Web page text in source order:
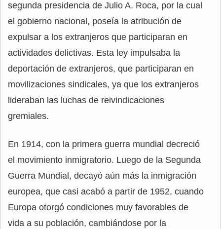
segunda presidencia de Julio A. Roca, por la cual
el gobierno nacional, poseía la atribución de
expulsar a los extranjeros que participaran en
actividades delictivas. Esta ley impulsaba la
deportación de extranjeros, que participaran en
movilizaciones sindicales, ya que los extranjeros
lideraban las luchas de reivindicaciones
gremiales.
En 1914, con la primera guerra mundial decreció
el movimiento inmigratorio. Luego de la Segunda
Guerra Mundial, decayó aún más la inmigración
europea, que casi acabó a partir de 1952, cuando
Europa otorgó condiciones muy favorables de
vida a su población, cambiándose por la